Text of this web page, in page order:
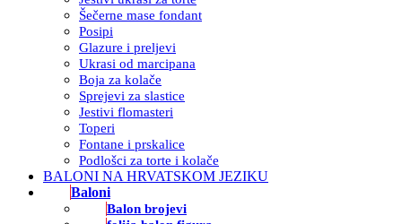
Šečerne mase fondant
Posipi
Glazure i preljevi
Ukrasi od marcipana
Boja za kolače
Sprejevi za slastice
Jestivi flomasteri
Toperi
Fontane i prskalice
Podlošci za torte i kolače
BALONI NA HRVATSKOM JEZIKU
Baloni
Balon brojevi